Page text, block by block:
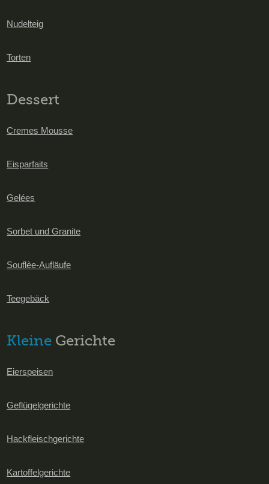
Nudelteig
Torten
Dessert
Cremes Mousse
Eisparfaits
Gelées
Sorbet und Granite
Souflèe-Aufläufe
Teegebäck
Kleine Gerichte
Eierspeisen
Geflügelgerichte
Hackfleischgerichte
Kartoffelgerichte